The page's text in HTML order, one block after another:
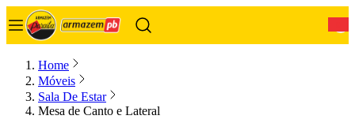
Home
Móveis
Sala De Estar
Mesa de Canto e Lateral